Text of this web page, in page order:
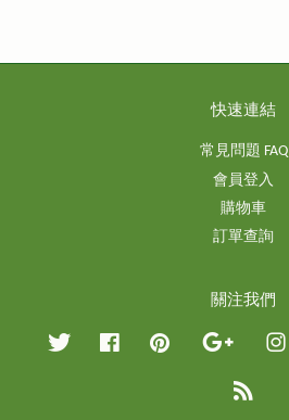
快速連結
常見問題 FAQ
會員登入
購物車
訂單查詢
關注我們
Twitter Facebook Pinterest Google